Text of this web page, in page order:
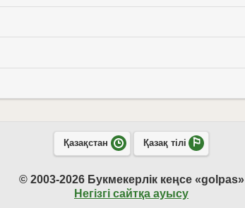
Қазақстан Қазақ тілі
© 2003-2026 Букмекерлік кеңсе «golpas»
Негізгі сайтқа ауысу